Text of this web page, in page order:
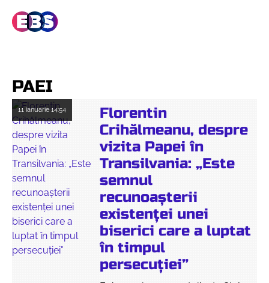
PAEI
11 ianuarie14:54
Florentin
Crihălmeanu, despre
vizita Papei în
Transilvania: „Este
semnul
recunoașterii
existenței unei
biserici care a luptat
în timpul
persecuției”